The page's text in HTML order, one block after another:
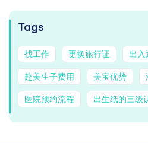
Tags
找工作 更换旅行证 出入
赴美生子费用 美宝优势
医院预约流程 出生纸的三级